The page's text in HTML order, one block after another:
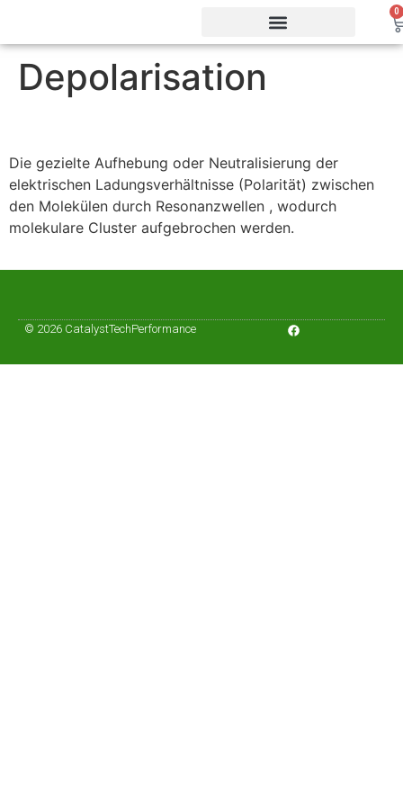
0
Depolarisation
Die gezielte Aufhebung oder Neutralisierung der
elektrischen Ladungsverhältnisse (Polarität) zwischen
den Molekülen durch Resonanzwellen , wodurch
molekulare Cluster aufgebrochen werden.
© 2026 CatalystTechPerformance